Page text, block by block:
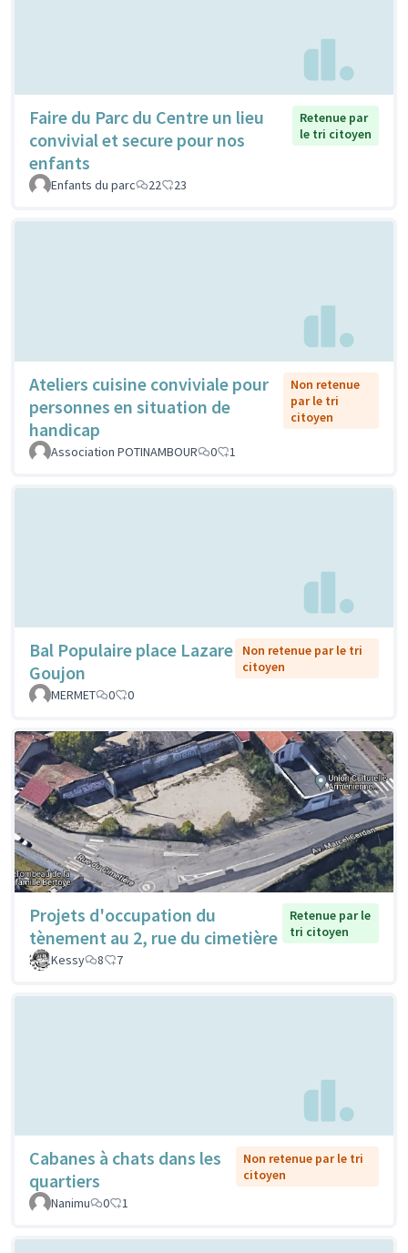
Faire du Parc du Centre un lieu
convivial et secure pour nos
enfants
Retenue par
le tri citoyen
Enfants du parc 22 23
Ateliers cuisine conviviale pour
personnes en situation de
handicap
Non retenue
par le tri
citoyen
Association POTINAMBOUR 0 1
Bal Populaire place Lazare
Goujon
Non retenue par le tri
citoyen
MERMET
0 0
Projets d'occupation du
tènement au 2, rue du cimetière
Retenue par le
tri citoyen
Kessy
8 7
Cabanes à chats dans les
quartiers
Non retenue par le tri
citoyen
Nanimu
0 1